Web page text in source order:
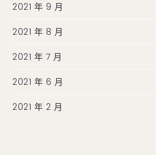
2021 年 9 月
2021 年 8 月
2021 年 7 月
2021 年 6 月
2021 年 2 月